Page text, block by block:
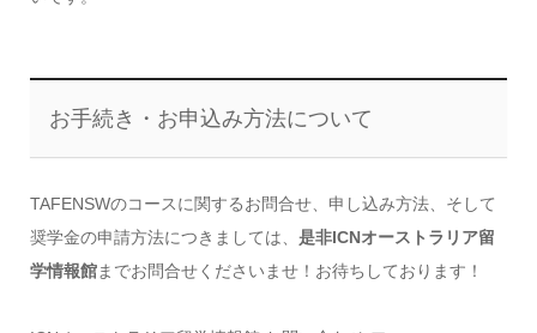
お手続き・お申込み方法について
TAFENSWのコースに関するお問合せ、申し込み方法、そして
奨学金の申請方法につきましては、 是非ICNオーストラリア留
学情報館までお問合せくださいませ！お待ちしております！